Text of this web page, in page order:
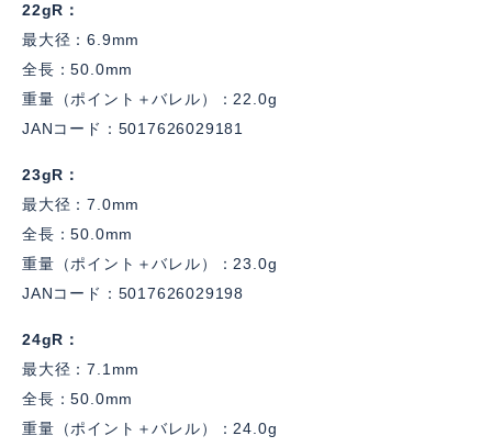
22gR
最大径：6.9mm
全長：50.0mm
重量（ポイント＋バレル）：22.0g
JANコード：5017626029181
23gR
最大径：7.0mm
全長：50.0mm
重量（ポイント＋バレル）：23.0g
JANコード：5017626029198
24gR
最大径：7.1mm
全長：50.0mm
重量（ポイント＋バレル）：24.0g